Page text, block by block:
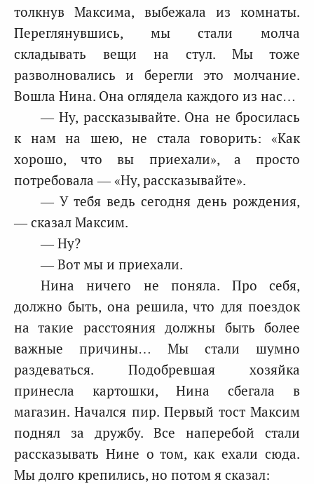
толкнув Максима, выбежала из комнаты.
Переглянувшись, мы стали молча
складывать вещи на стул. Мы тоже
разволновались и берегли это молчание.
Вошла Нина. Она оглядела каждого из нас…
— Ну, рассказывайте. Она не бросилась
к нам на шею, не стала говорить: «Как
хорошо, что вы приехали», а просто
потребовала — «Ну, рассказывайте».
— У тебя ведь сегодня день рождения,
— сказал Максим.
— Ну?
— Вот мы и приехали.
Нина ничего не поняла. Про себя,
должно быть, она решила, что для поездок
на такие расстояния должны быть более
важные причины… Мы стали шумно
раздеваться. Подобревшая хозяйка
принесла картошки, Нина сбегала в
магазин. Начался пир. Первый тост Максим
поднял за дружбу. Все наперебой стали
рассказывать Нине о том, как ехали сюда.
Мы долго крепились, но потом я сказал: